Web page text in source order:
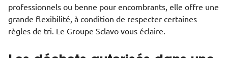
professionnels ou benne pour encombrants, elle offre une
grande flexibilité, à condition de respecter certaines
règles de tri. Le Groupe Sclavo vous éclaire.